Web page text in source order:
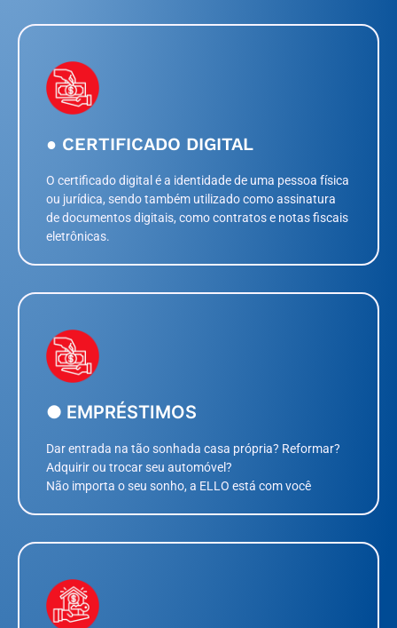
● CERTIFICADO DIGITAL
O certificado digital é a identidade de uma pessoa física
ou jurídica, sendo também utilizado como assinatura
de documentos digitais, como contratos e notas fiscais
eletrônicas.
● EMPRÉSTIMOS
Dar entrada na tão sonhada casa própria? Reformar?
Adquirir ou trocar seu automóvel?
Não importa o seu sonho, a ELLO está com você